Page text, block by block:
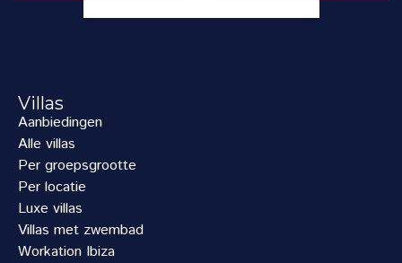
Villas
Aanbiedingen
Alle villas
Per groepsgrootte
Per locatie
Luxe villas
Villas met zwembad
Workation Ibiza